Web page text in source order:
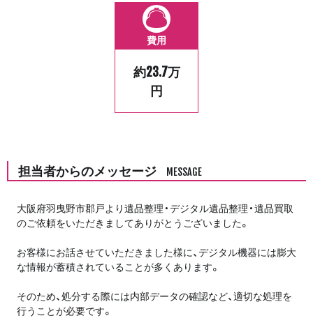
費用
約23.7万
円
担当者からのメッセージ MESSAGE
大阪府羽曳野市郡戸より遺品整理・デジタル遺品整理・遺品買取
のご依頼をいただきましてありがとうございました。
お客様にお話させていただきました様に、デジタル機器には膨大
な情報が蓄積されていることが多くあります。
そのため、処分する際には内部データの確認など、適切な処理を
行うことが必要です。